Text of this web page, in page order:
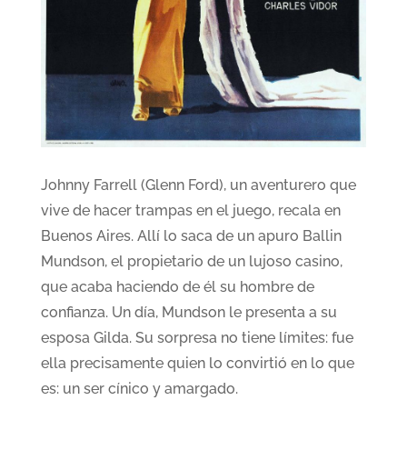
Johnny Farrell (Glenn Ford), un aventurero que
vive de hacer trampas en el juego, recala en
Buenos Aires. Allí lo saca de un apuro Ballin
Mundson, el propietario de un lujoso casino,
que acaba haciendo de él su hombre de
confianza. Un día, Mundson le presenta a su
esposa Gilda. Su sorpresa no tiene límites: fue
ella precisamente quien lo convirtió en lo que
es: un ser cínico y amargado.